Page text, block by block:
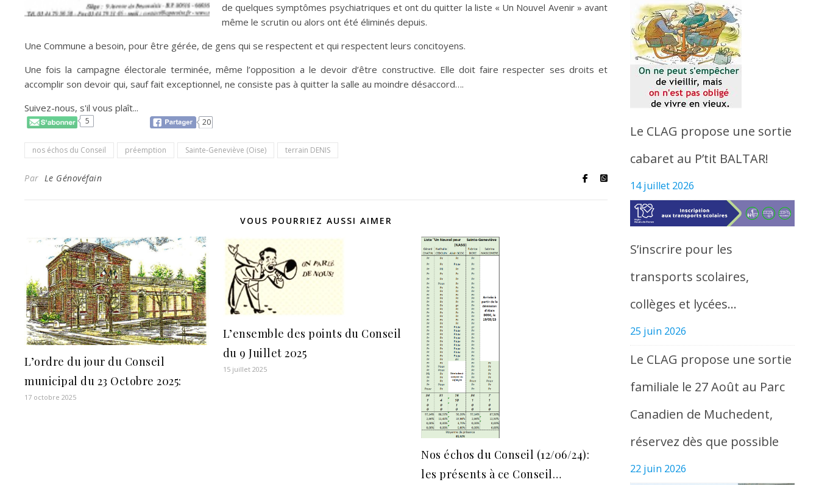
de quelques symptômes psychiatriques et ont du quitter la liste « Un Nouvel Avenir » avant
même le scrutin ou alors ont été éliminés depuis.
Une Commune a besoin, pour être gérée, de gens qui se respectent et qui respectent leurs concitoyens.
Une fois la campagne électorale terminée, même l’opposition a le devoir d’être constructive. Elle doit faire respecter ses droits et
accomplir son devoir qui, sauf fait exceptionnel, ne consiste pas à quitter la salle au moindre désaccord….
Suivez-nous, s'il vous plaît...
5 20
nos échos du Conseil préemption Sainte-Geneviève (Oise) terrain DENIS
Par Le Génovéfain
VOUS POURRIEZ AUSSI AIMER
L’ordre du jour du Conseil
municipal du 23 Octobre 2025:
17 octobre 2025
L’ensemble des points du Conseil
du 9 Juillet 2025
15 juillet 2025
Nos échos du Conseil (12/06/24):
les présents à ce Conseil…
Le CLAG propose une sortie
cabaret au P’tit BALTAR!
14 juillet 2026
S’inscrire pour les
transports scolaires,
collèges et lycées…
25 juin 2026
Le CLAG propose une sortie
familiale le 27 Août au Parc
Canadien de Muchedent,
réservez dès que possible
22 juin 2026